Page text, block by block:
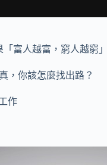
「富人越富，窮人越窮
，你該怎麼找出路？
作